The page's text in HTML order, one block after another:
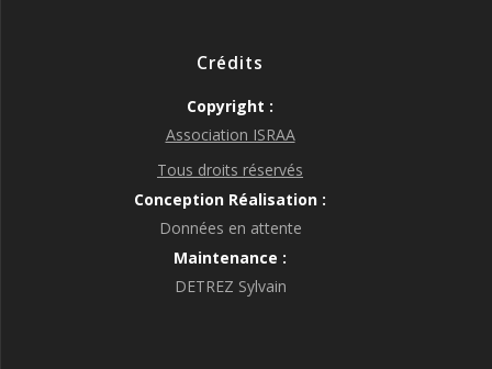
Crédits
Copyright :
Association ISRAA
Tous droits réservés
Conception Réalisation :
Données en attente
Maintenance :
DETREZ Sylvain